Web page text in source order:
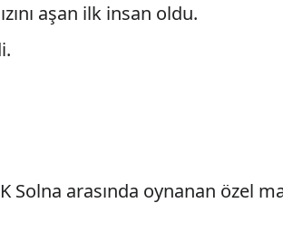
aşan ilk insan oldu.
Solna arasında oynanan özel